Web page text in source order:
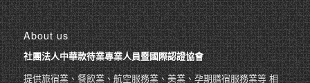
About us
社團法人中華款待業專業人員暨國際認證協會
提供旅宿業、餐飲業、航空服務業、美業、孕期膳宿服務業等 相